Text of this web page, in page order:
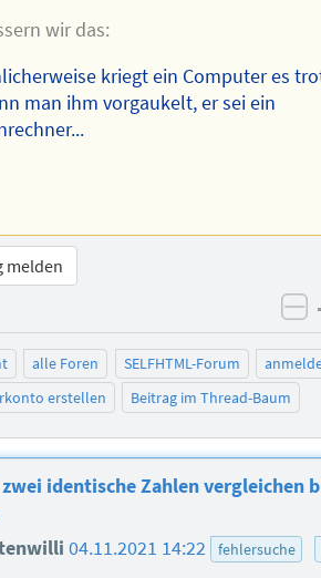
wir das:
kriegt ein Computer es
man ihm vorgaukelt, er sei ein
melden
alle Foren SELFHTML-Forum
erstellen
Beitrag im Thread-Baum
zwei identische Zahlen vergleichen
04.11.2021 14:22 fehlersuche